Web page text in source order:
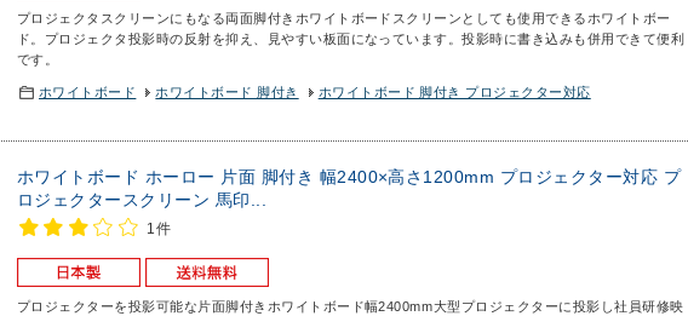
プロジェクタスクリーンにもなる両面脚付きホワイトボード スクリーンとしても使用できるホワイトボー
ド。プロジェクタ投影時の反射を抑え、見やすい板面になっています。投影時に書き込みも併用できて便利
です。
ホワイトボード ホワイトボード 脚付き ホワイトボード 脚付き プロジェクター対応
ホワイトボード ホーロー 片面 脚付き 幅2400×高さ1200mm プロジェクター対応 プ
ロジェクタースクリーン 馬印...
1件
プロジェクターを投影可能な片面脚付きホワイトボード幅2400mm大型プロジェクターに投影し社員研修映